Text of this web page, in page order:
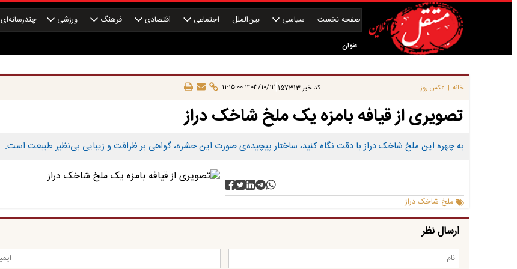
صفحه نخست سیاسی بین‌الملل اجتماعی اقتصادی فرهنگ ورزشی چندرسانه‌ای
عنوان
خانه | عکس روز کد خبر157313
|۱۴۰۳/۱۰/۱۲ ۱۱:۱۵:۰۰
تصویری از قیافه بامزه یک ملخ شاخک‌ دراز
به چهره این ملخ شاخک‌ دراز با دقت نگاه کنید، ساختار پیچیده‌ی صورت این حشره، گواهی بر ظرافت و زیبایی بی‌نظیر طبیعت است.
ملخ شاخک‌ دراز
ارسال نظر